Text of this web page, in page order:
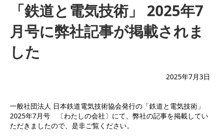
「鉄道と電気技術」 2025年7
月号に弊社記事が掲載されま
した
2025年7月3日
一般社団法人 日本鉄道電気技術協会発行の「鉄道と電気技術」
2025年7月号 〔わたしの会社〕にて、弊社の記事を掲載してい
ただきましたので、是非ご覧ください。